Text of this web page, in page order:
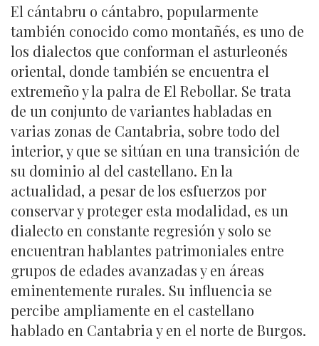
El cántabru o cántabro, popularmente
también conocido como montañés, es uno de
los dialectos que conforman el asturleonés
oriental, donde también se encuentra el
extremeño y la palra de El Rebollar. Se trata
de un conjunto de variantes habladas en
varias zonas de Cantabria, sobre todo del
interior, y que se sitúan en una transición de
su dominio al del castellano. En la
actualidad, a pesar de los esfuerzos por
conservar y proteger esta modalidad, es un
dialecto en constante regresión y solo se
encuentran hablantes patrimoniales entre
grupos de edades avanzadas y en áreas
eminentemente rurales. Su influencia se
percibe ampliamente en el castellano
hablado en Cantabria y en el norte de Burgos.